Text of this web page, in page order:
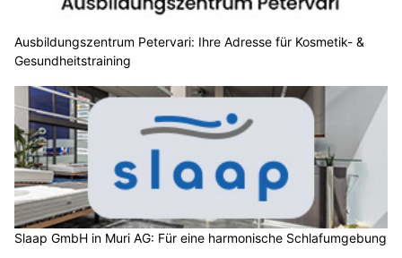
Ausbildungszentrum Petervari: Ihre Adresse für Kosmetik- &
Gesundheitstraining
Slaap GmbH in Muri AG: Für eine harmonische Schlafumgebung